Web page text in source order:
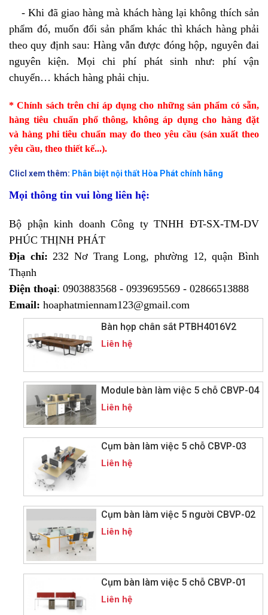
- Khi đã giao hàng mà khách hàng lại không thích sản
phẩm đó, muốn đổi sản phẩm khác thì khách hàng phải
theo quy định sau: Hàng vẫn được đóng hộp, nguyên đai
nguyên kiện. Mọi chi phí phát sinh như: phí vận
chuyển… khách hàng phải chịu.
* Chính sách trên chỉ áp dụng cho những sản phẩm có sẵn,
hàng tiêu chuẩn phổ thông, không áp dụng cho hàng đặt
và hàng phi tiêu chuẩn may đo theo yêu cầu (sản xuất theo
yêu cầu, theo thiết kế...).
Clicl xem thêm: Phân biệt nội thất Hòa Phát chính hãng
Mọi thông tin vui lòng liên hệ:
Bộ phận kinh doanh Công ty TNHH ĐT-SX-TM-DV
PHÚC THỊNH PHÁT
Địa chỉ:232 Nơ Trang Long, phường 12, quận Bình
Thạnh
Điện thoại: 0903883568 - 0939695569 - 02866513888
Email: hoaphatmiennam123@gmail.com
Bàn họp chân sắt PTBH4016V2
Liên hệ
Module bàn làm việc 5 chỗ CBVP-04
Liên hệ
Cụm bàn làm việc 5 chỗ CBVP-03
Liên hệ
Cụm bàn làm việc 5 người CBVP-02
Liên hệ
Cụm bàn làm việc 5 chỗ CBVP-01
Liên hệ